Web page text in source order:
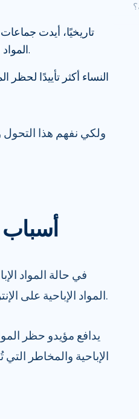
تاريخيًا، أيدت جماعات
المواد الإباحية. لكنها تتجه أيضًا نحو التقييد والتنظيم بشكل متزايد.
ولكي نفهم هذا التحول
5
في حالة المواد
المواد الإباحية على الإنترنت، أصبح النقاش حول ما إذا كان ينبغي تجريمها أكثر إلحاحًا.
يدافع مؤيدو حظر
الإباحية والمخاطر